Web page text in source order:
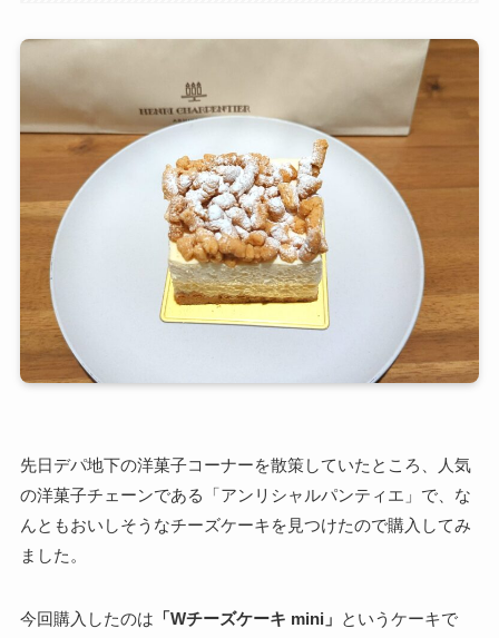
先日デパ地下の洋菓子コーナーを散策していたところ、人気
の洋菓子チェーンである「アンリシャルパンティエ」で、な
んともおいしそうなチーズケーキを見つけたので購入してみ
ました。
今回購入したのは 「Wチーズケーキ mini」 というケーキで